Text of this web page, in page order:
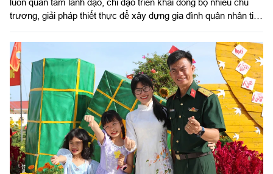
luôn quan tâm lãnh đạo, chỉ đạo triển khai đồng bộ nhiều chủ
trương, giải pháp thiết thực để xây dựng gia đình quân nhân tiêu
những việc làm cụ thể, những mô hình sáng tạo và cách làm
hiệu quả, nhiều mái ấm quân nhân đã thực sự trở thành những
“điểm sáng” văn hóa, góp phần lan tỏa những giá trị tốt đẹp, tạo
động lực để cán bộ, chiến sĩ yên tâm công tác, cống hiến, xây
dựng đơn vị vững mạnh toàn diện “Mẫu mực, tiêu biểu”.